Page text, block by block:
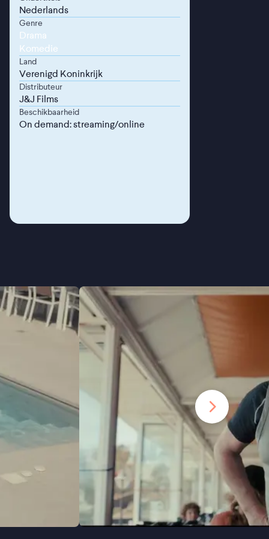
Nederlands
Genre
Drama
Komedie
Land
Verenigd Koninkrijk
Distributeur
J&J Films
Beschikbaarheid
On demand: streaming/online